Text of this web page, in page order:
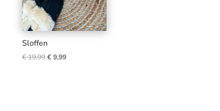
Sloffen
€19,99 Oorspronkelijke
€9,99Huidige